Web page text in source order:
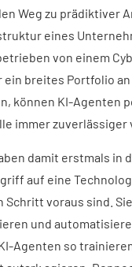
Weg zu prädiktiver
eines
von einem
breites Portfolio
können KI-Agenten
immer zuverlässiger
damit erstmals in
auf eine
Schritt voraus sind.
und
Agenten so